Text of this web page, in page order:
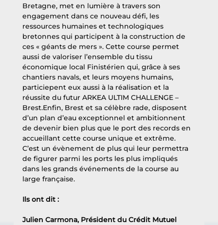
Bretagne, met en lumière à travers son
engagement dans ce nouveau défi, les
ressources humaines et technologiques
bretonnes qui participent à la construction de
ces « géants de mers ». Cette course permet
aussi de valoriser l’ensemble du tissu
économique local Finistérien qui, grâce à ses
chantiers navals, et leurs moyens humains,
particiepent eux aussi à la réalisation et la
réussite du futur ARKEA ULTIM CHALLENGE –
Brest.Enfin, Brest et sa célèbre rade, disposent
d’un plan d’eau exceptionnel et ambitionnent
de devenir bien plus que le port des records en
accueillant cette course unique et extrême.
C’est un évènement de plus qui leur permettra
de figurer parmi les ports les plus impliqués
dans les grands événements de la course au
large française.
Ils ont dit :
Julien Carmona, Président du Crédit Mutuel